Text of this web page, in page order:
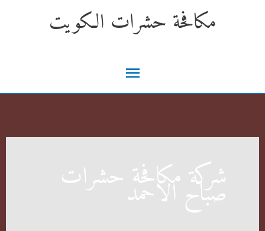
مكافحة حشرات الكويت
القائمة
الرئيسية
شركة مكافحة حشرات
صباح الاحمد